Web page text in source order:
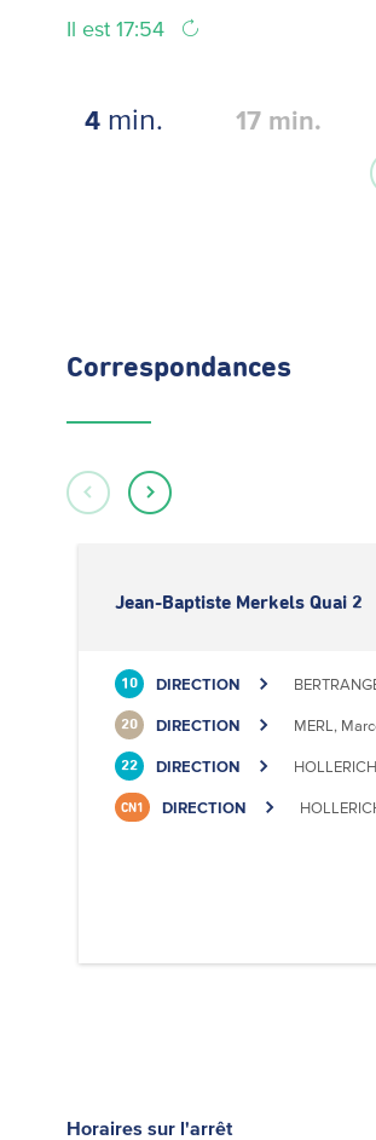
Il est 17:54
4 min. 17 min.
Correspondances
Jean-Baptiste Merkels Quai 2
10 DIRECTION
20 DIRECTION MERL,
22 DIRECTION
CN1 DIRECTION
Horaires sur l'arrêt